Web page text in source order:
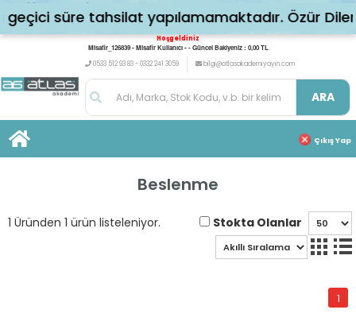
süre tahsilat yapılamamaktadır. Özür
Hoşgeldiniz
Misafir_126839 - Misafir Kullanıcı - - Güncel Bakiyeniz : 0,00 TL
0533 512 93 83 - 0332 241 3059
bilgi@atlasakademiyayin.com
ARA
Çıkış Yap
Beslenme
1 Üründen 1 ürün listeleniyor. Stokta Olanlar
1